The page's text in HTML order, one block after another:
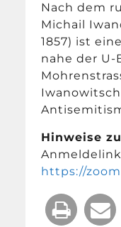
Nach dem
Michail
1857) ist
nahe der U-
Hinweise
https://